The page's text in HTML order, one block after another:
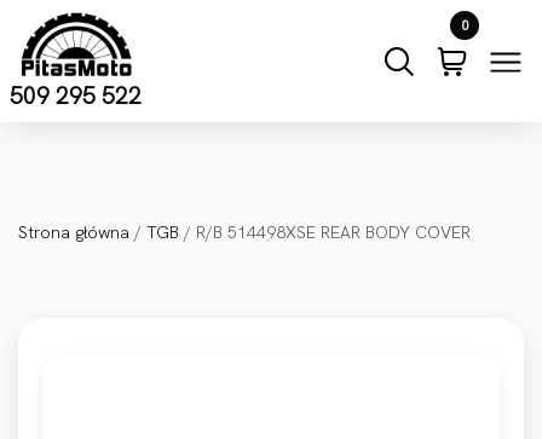
Przejdź do treści
509 295 522
0
Strona główna / TGB / R/B 514498XSE REAR BODY COVER